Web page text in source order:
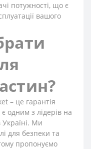
потужності, що є
вашого
– це гарантія
одним з лідерів на
Україні. Ми
для безпеки та
пропонуємо